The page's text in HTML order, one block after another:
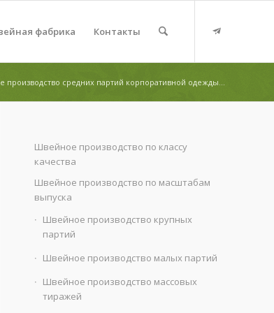
фабрика Контакты
производство средних партий корпоративной одежды...
Швейное производство по классу
качества
Швейное производство по масштабам
выпуска
Швейное производство крупных
партий
Швейное производство малых партий
Швейное производство массовых
тиражей